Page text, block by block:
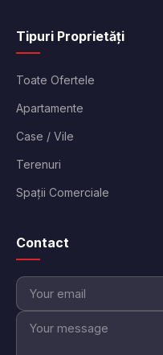
Tipuri Proprietăți
Toate Ofertele
Apartamente
Case / Vile
Terenuri
Spații Comerciale
Contact